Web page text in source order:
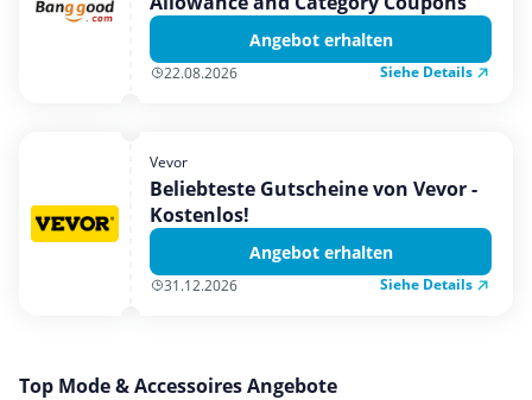
Angebot erhalten
22.08.2026 Siehe Details
Vevor
Beliebteste Gutscheine von Vevor -
Kostenlos!
Angebot erhalten
31.12.2026 Siehe Details
Top Mode & Accessoires Angebote